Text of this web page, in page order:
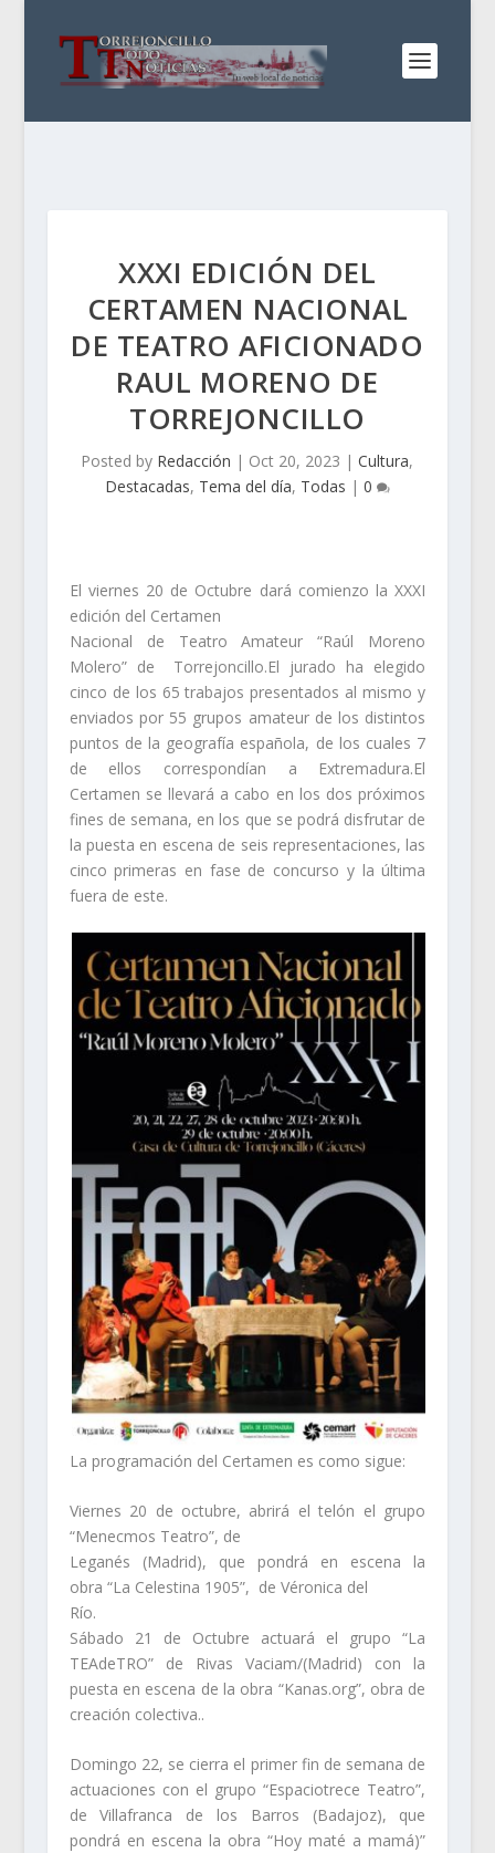
XXXI EDICIÓN DEL
CERTAMEN NACIONAL
DE TEATRO AFICIONADO
RAUL MORENO DE
TORREJONCILLO
Posted by Redacción | Oct 20, 2023 |Cultura,
Destacadas, Tema del día, Todas | 0
El viernes 20 de Octubre dará comienzo la XXXI
edición del Certamen
Nacional de Teatro Amateur “Raúl Moreno
Molero” de Torrejoncillo.El jurado ha elegido
cinco de los 65 trabajos presentados al mismo y
enviados por 55 grupos amateur de los distintos
puntos de la geografía española, de los cuales 7
de ellos correspondían a Extremadura.El
Certamen se llevará a cabo en los dos próximos
fines de semana, en los que se podrá disfrutar de
la puesta en escena de seis representaciones, las
cinco primeras en fase de concurso y la última
fuera de este.
La programación del Certamen es como sigue:
Viernes 20 de octubre, abrirá el telón el grupo
“Menecmos Teatro”, de
Leganés (Madrid), que pondrá en escena la
obra “La Celestina 1905”, de Véronica del
Río.
Sábado 21 de Octubre actuará el grupo “La
TEAdeTRO” de Rivas Vaciam/(Madrid) con la
puesta en escena de la obra “Kanas.org”, obra de
creación colectiva..
Domingo 22, se cierra el primer fin de semana de
actuaciones con el grupo “Espaciotrece Teatro”,
de Villafranca de los Barros (Badajoz), que
pondrá en escena la obra “Hoy maté a mamá)”